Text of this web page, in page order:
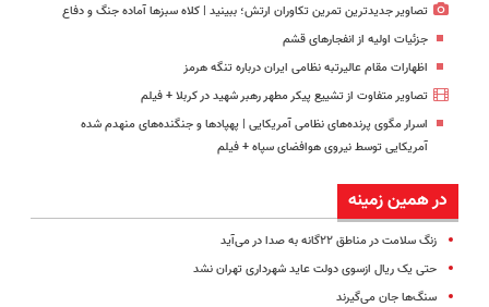
تصاویر جدیدترین تمرین تکاوران ارتش؛ ببینید | کلاه سبزها آماده جنگ و دفاع
جزئیات اولیه از انفجارهای قشم
اظهارات مقام عالیرتبه نظامی ایران درباره تنگه هرمز
تصاویر متفاوت از تشییع پیکر مطهر رهبر شهید در کربلا + فیلم
اسرار مگوی پرنده‌های نظامی آمریکایی | پهپادها و جنگنده‌های منهدم شده
آمریکایی توسط نیروی هوافضای سپاه + فیلم
در همین زمینه
زنگ سلامت در مناطق ۲۲گانه به صدا در می‌آید
‌حتی یک ریال ازسوی دولت عاید شهرداری تهران نشد
سنگ‌ها جان می‌گیرند